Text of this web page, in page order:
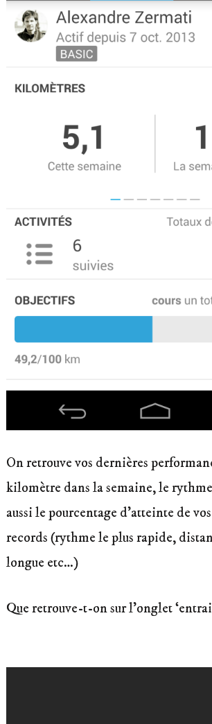
On retrouve vos dernières
kilomètre dans la semaine, le
aussi le pourcentage d’atteinte de
records (rythme le plus rapide,
longue etc…)
Que retrouve-t-on sur l’onglet